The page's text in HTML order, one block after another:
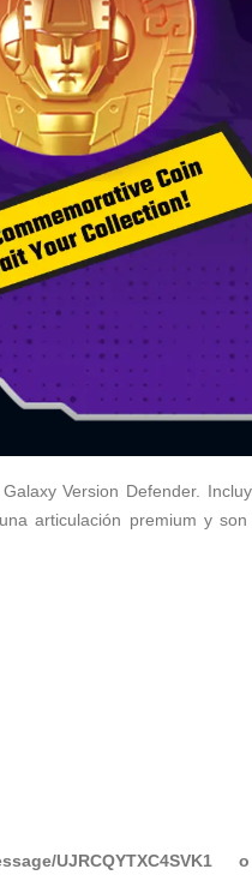
Version Defender.
articulación premium y
UJRCQYTXC4SVK1